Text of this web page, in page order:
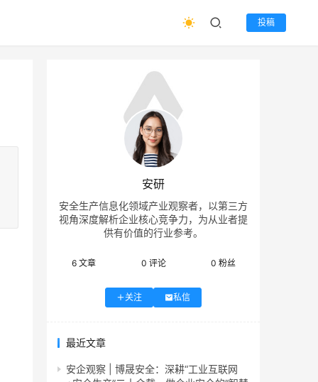
投稿
安研
安全生产信息化领域产业观察者，以第三方
视角深度解析企业核心竞争力，为从业者提
供有价值的行业参考。
6 文章 0 评论 0 粉丝
关注 私信
最近文章
安企观察 | 博晟安全：深耕“工业互联网